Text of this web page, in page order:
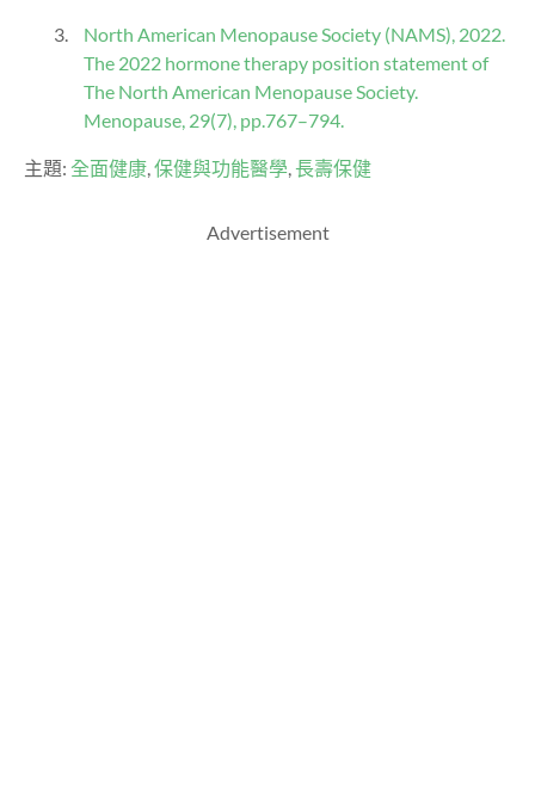
North American Menopause Society (NAMS), 2022.
The 2022 hormone therapy position statement of
The North American Menopause Society.
Menopause, 29(7), pp.767–794.
主題: 全面健康,保健與功能醫學,長壽保健
Advertisement